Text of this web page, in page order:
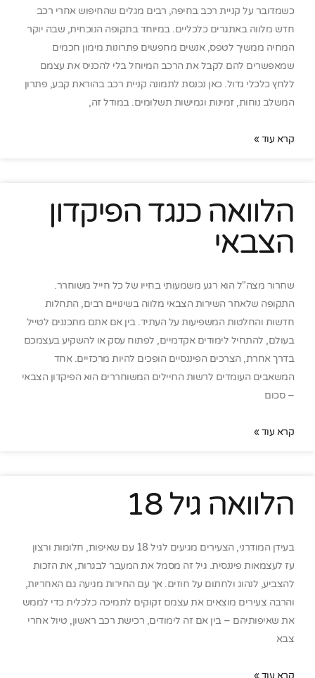
כשמדובר על קניית רכב בחיפה, רבים מגלים שהחיפוש אחרי רכב
חדש מלווה באתגרים כלכליים. במיוחד בתקופה הנוכחית, שבה יוקר
המחיה ממשיך לטפס, אנשים מחפשים פתרונות מימון חכמים
שמאפשרים להם לקבל את הרכב המיוחל בלי להכניס את עצמם
ללחץ כלכלי גדול. כאן נכנסת לתמונה קניית רכב בהוראת קבע, פתרון
המשלב נוחות, זמינות וגמישות תשלומים. במודל זה,
קרא עוד »
הלוואה כנגד הפיקדון
הצבאי
שחרור מצה"ל הוא רגע משמעותי בחייו של כל חייל משוחרר.
התקופה שלאחר השירות הצבאי מלווה בשינויים רבים, התחלות
חדשות והחלטות המשפיעות על העתיד. בין אם אתם מתכננים לטייל
בעולם, להתחיל לימודים אקדמיים, לפתוח עסק או להשקיע בעצמכם
בדרך אחרת, הצרכים הפיננסיים הופכים להיות מרכזיים. אחד
המשאבים העומדים לרשות החיילים המשוחררים הוא הפיקדון הצבאי
– סכום
קרא עוד »
הלוואה גיל 18
בעידן המודרני, הצעירים מגיעים לגיל 18 עם שאיפות, חלומות ורצון
עז לעצמאות פיננסית. גיל זה מסמל את המעבר לבגרות, את הזכות
להצביע, לנהוג ולחתום על חוזים. אך עם החירות מגיעה גם האחריות,
והרבה צעירים מוצאים את עצמם זקוקים לתמיכה כלכלית כדי לממש
את שאיפותיהם – בין אם זה לימודים, רכישת רכב ראשון, טיול אחרי
צבא
קרא עוד »